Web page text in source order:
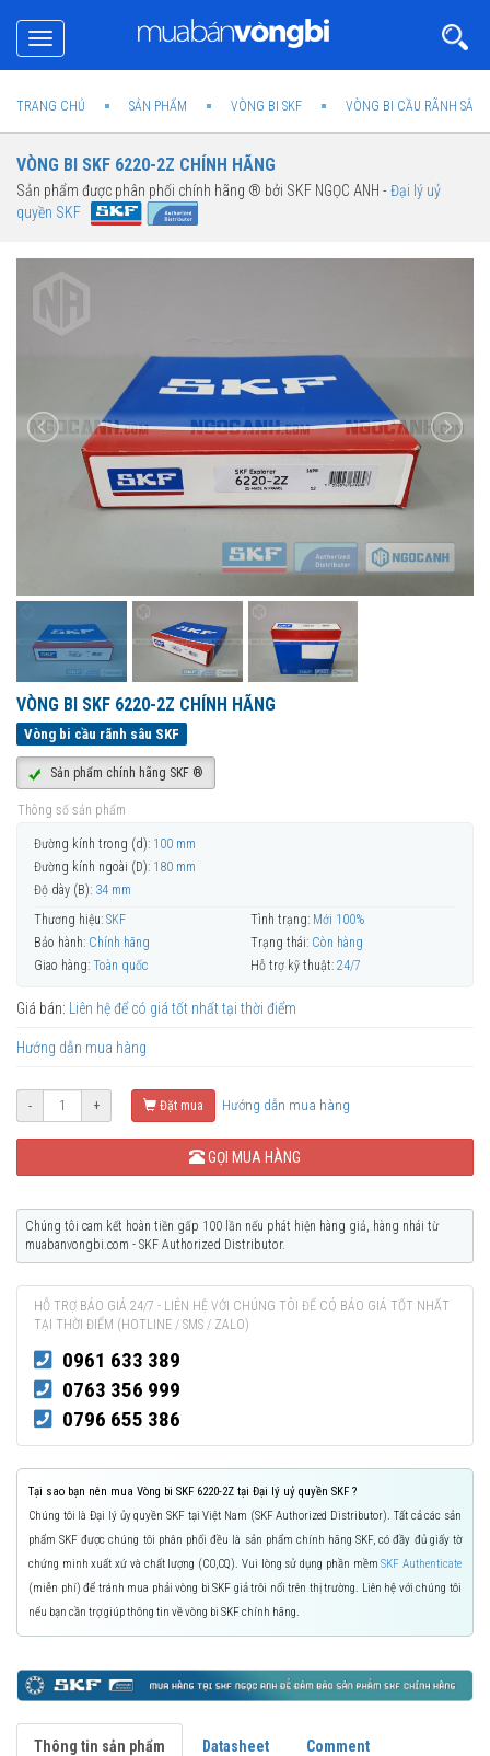
Toggle
navigation
TRANG CHỦ SẢN PHẨM VÒNG BI SKF VÒNG BI CẦU RÃNH SÂU
VÒNG BI SKF 6220-2Z CHÍNH HÃNG
Sản phẩm được phân phối chính hãng ® bởi SKF NGỌC ANH -Đại lý uỷ
quyền SKF
VÒNG BI SKF 6220-2Z CHÍNH HÃNG
Vòng bi cầu rãnh sâu SKF
Sản phẩm chính hãng SKF ®
Thông số sản phẩm
Đường kính trong (d): 100 mm
Đường kính ngoài (D): 180 mm
Độ dày (B): 34 mm
Thương hiệu: SKF Tình trạng: Mới 100%
Bảo hành: Chính hãng Trạng thái: Còn hàng
Giao hàng: Toàn quốc Hỗ trợ kỹ thuật: 24/7
Giá bán: Liên hệ để có giá tốt nhất tại thời điểm
Hướng dẫn mua hàng
- + Đặt mua Hướng dẫn mua hàng
GỌI MUA HÀNG
Chúng tôi cam kết hoàn tiền gấp 100 lần nếu phát hiện hàng giả, hàng nhái từ
muabanvongbi.com - SKF Authorized Distributor.
HỖ TRỢ BÁO GIÁ 24/7 - LIÊN HỆ VỚI CHÚNG TÔI ĐỂ CÓ BÁO GIÁ TỐT NHẤT
TẠI THỜI ĐIỂM (HOTLINE / SMS / ZALO)
0961 633 389
0763 356 999
0796 655 386
Tại sao bạn nên mua Vòng bi SKF 6220-2Z tại Đại lý uỷ quyền SKF ?
Chúng tôi là Đại lý ủy quyền SKF tại Việt Nam (SKF Authorized Distributor). Tất cả các sản
phẩm SKF được chúng tôi phân phối đều là sản phẩm chính hãng SKF, có đầy đủ giấy tờ
chứng minh xuất xứ và chất lượng (CO,CQ). Vui lòng sử dụng phần mềmSKF Authenticate
(miễn phí) để tránh mua phải vòng bi SKF giả trôi nổi trên thị trường. Liên hệ với chúng tôi
nếu bạn cần trợ giúp thông tin về vòng bi SKF chính hãng.
Thông tin sản phẩm Datasheet Comment